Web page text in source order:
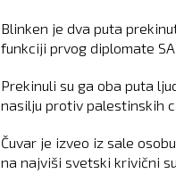
Blinken je dva puta
funkciji prvog diplomate
Prekinuli su ga oba puta
nasilju protiv palestinskih
Čuvar je izveo iz sale
na najviši svetski krivični